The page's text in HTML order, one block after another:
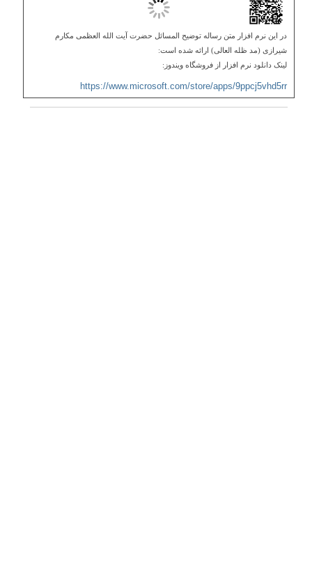
در این نرم افزار متن رساله توضیح المسائل حضرت آیت الله العظمی مکارم
شیرازی (مد ظله العالی) ارائه شده است:
لینک دانلود نرم افزار از فروشگاه ویندوز:
https://www.microsoft.com/store/apps/9ppcj5vhd5rr